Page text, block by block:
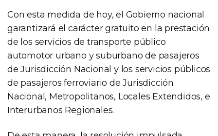
Con esta medida de hoy, el Gobierno nacional
garantizará el carácter gratuito en la prestación
de los servicios de transporte público
automotor urbano y suburbano de pasajeros
de Jurisdicción Nacional y los servicios públicos
de pasajeros ferroviario de Jurisdicción
Nacional, Metropolitanos, Locales Extendidos, e
Interurbanos Regionales.